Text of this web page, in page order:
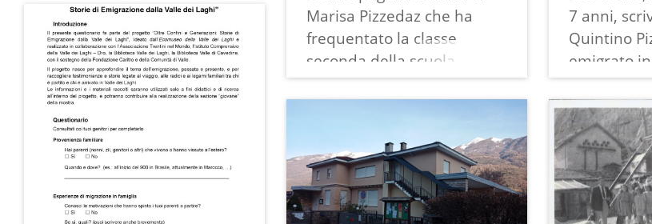
facciate.
Marisa Pizzedaz che ha
frequentato la classe
seconda della scuola
elementare di
Pietramurata prima di
dove l'ha conservata con
cura.
Misura 21,5x15,5 cm ed ha
4 facciate.
7 anni,
Quintino
emigrato in
inviandogli
fotografia
di
viveva.
La stampa
cm.